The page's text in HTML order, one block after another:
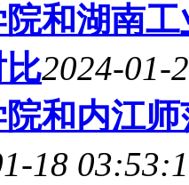
和湖南
2024-01-
和内江
18